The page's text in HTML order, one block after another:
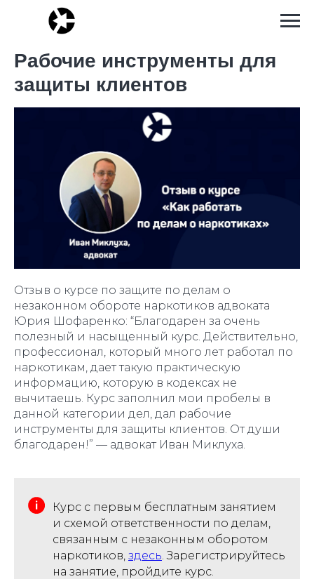
Рабочие инструменты для
защиты клиентов
Отзыв о курсе по защите по делам о
незаконном обороте наркотиков адвоката
Юрия Шофаренко: “Благодарен за очень
полезный и насыщенный курс. Действительно,
профессионал, который много лет работал по
наркотикам, дает такую практическую
информацию, которую в кодексах не
вычитаешь. Курс заполнил мои пробелы в
данной категории дел, дал рабочие
инструменты для защиты клиентов. От души
благодарен!” — адвокат Иван Миклуха.
Курс с первым бесплатным занятием
и схемой ответственности по делам,
связанным с незаконным оборотом
наркотиков, здесь . Зарегистрируйтесь
на занятие, пройдите курс.